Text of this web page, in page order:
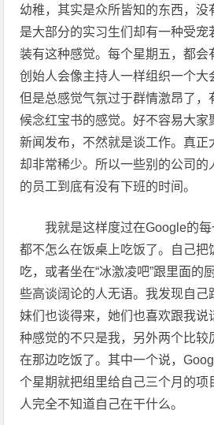
幼稚，其实是众所皆知的东西，没
是大部分的实习生们却有一种受宠
装有这种感觉。每个星期五，都会
创始人会像主持人一样组织一个大
但是总感觉气氛过于群情激昂了，
候念红宝书的感觉。好不容易大家
新闻发布，不然就是谈工作。真正
却非常稀少。所以一些别的公司的
的员工到底有没有下班的时间。
我就是这样度过在Google的
都不怎么在饭桌上吃饭了。自己把
吃，或者坐在“冰激凌吧”跟里面的
些高谈阔论的人无语。我发现自己
妹们也谈得来，她们也喜欢跟我说
种感觉的不只是我，另外两个比较
在那边吃饭了。其中一个说，
个星期就把组里给自己三个月的项
人完全不知道自己在干什么。